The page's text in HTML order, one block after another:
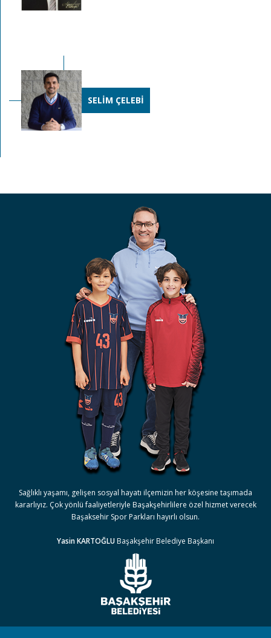
SELİM ÇELEBİ
Sağlıklı yaşamı, gelişen sosyal hayatı ilçemizin her köşesine taşımada
kararlıyız. Çok yönlü faaliyetleriyle Başakşehirlilere özel hizmet verecek
Başaksehir Spor Parkları hayırlı olsun.
Yasin KARTOĞLU Başakşehir Belediye Başkanı